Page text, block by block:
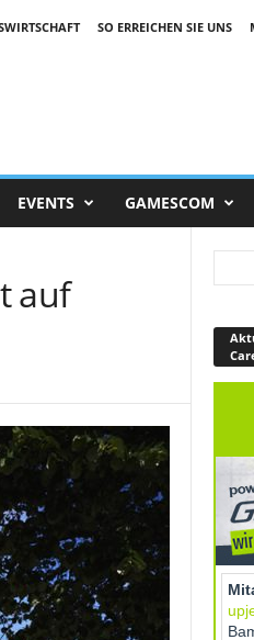
SO ERREICHEN SIE UNS
EVENTS GAMESCOM
auf